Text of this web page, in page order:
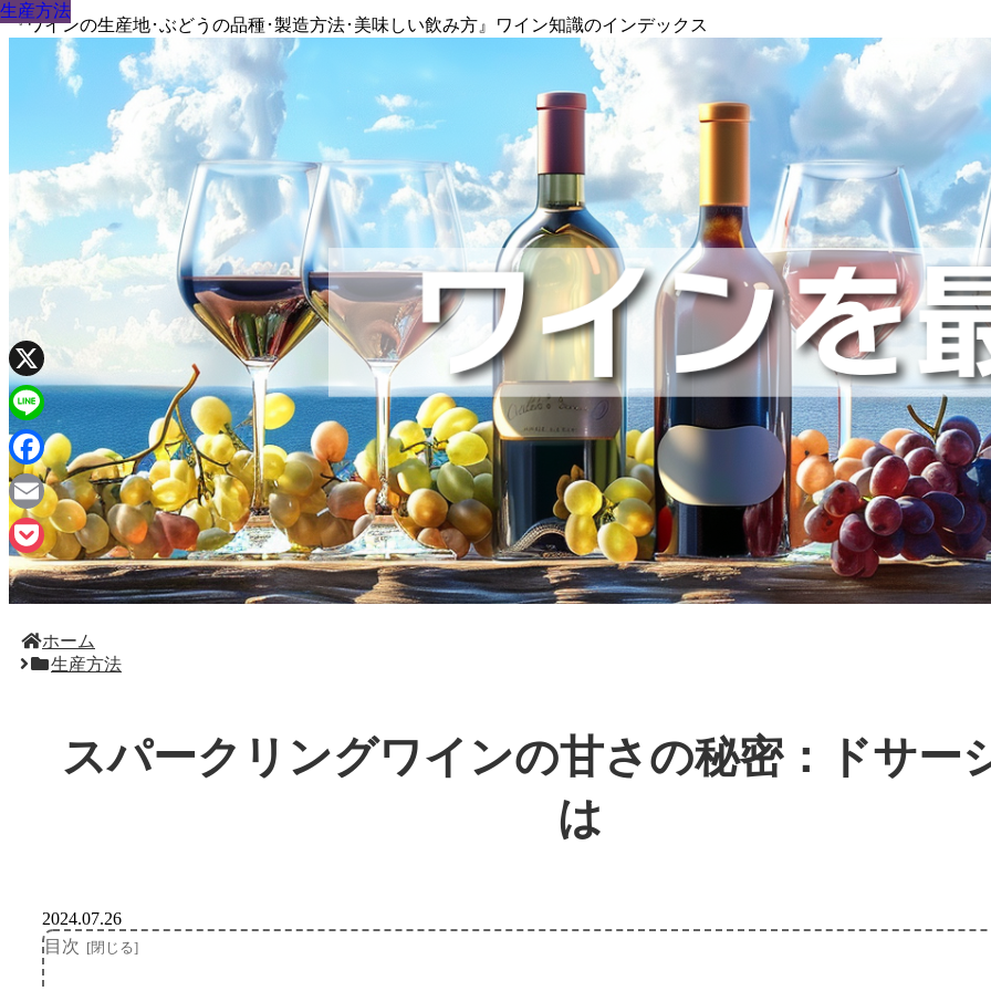
『ワインの生産地･ぶどうの品種･製造方法･美味しい飲み方』ワイン知識のインデックス
ホーム
生産方法
スパークリングワインの甘さの秘密：ドサー
は
生産方法
2024.07.26
目次
生産方法
生産方法
生産方法
生産方法
生産方法
生産方法
生産方法
生産方法
X
Line
Facebook
Email
Pocket